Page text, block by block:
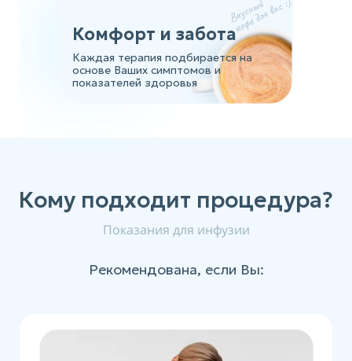
Комфорт и забота
Каждая терапия подбирается на
основе Ваших симптомов и
показателей здоровья
Кому подходит процедура?
Показания для инфузии
Рекомендована, если Вы: